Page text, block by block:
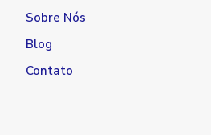
Sobre Nós
Blog
Contato